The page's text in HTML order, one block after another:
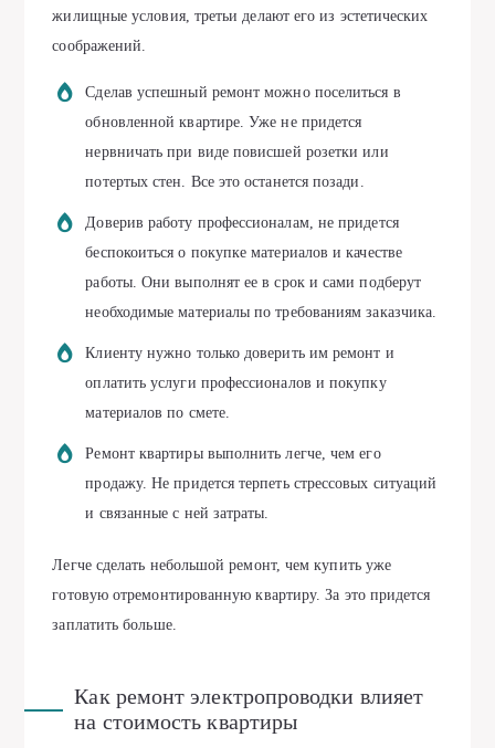
жилищные условия, третьи делают его из эстетических
соображений.
Сделав успешный ремонт можно поселиться в
обновленной квартире. Уже не придется
нервничать при виде повисшей розетки или
потертых стен. Все это останется позади.
Доверив работу профессионалам, не придется
беспокоиться о покупке материалов и качестве
работы. Они выполнят ее в срок и сами подберут
необходимые материалы по требованиям заказчика.
Клиенту нужно только доверить им ремонт и
оплатить услуги профессионалов и покупку
материалов по смете.
Ремонт квартиры выполнить легче, чем его
продажу. Не придется терпеть стрессовых ситуаций
и связанные с ней затраты.
Легче сделать небольшой ремонт, чем купить уже
готовую отремонтированную квартиру. За это придется
заплатить больше.
Как ремонт электропроводки влияет
на стоимость квартиры